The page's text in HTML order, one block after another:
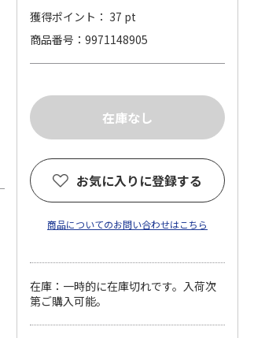
獲得ポイント： 37 pt
商品番号
9971148905
お気に入りに登録する
商品についてのお問い合わせはこちら
在庫：一時的に在庫切れです。入荷次
第ご購入可能。